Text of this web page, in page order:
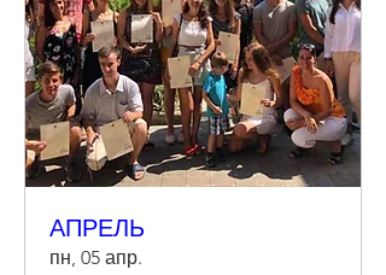
АПРЕЛЬ
пн, 05 апр.